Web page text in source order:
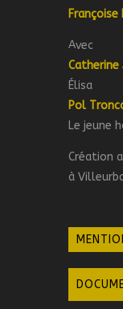
Françoise
Avec
Catherine
Élisa
Pol
Le jeune
Création
à